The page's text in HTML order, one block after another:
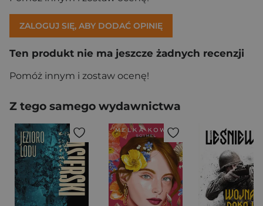
ZALOGUJ SIĘ, ABY DODAĆ OPINIĘ
Ten produkt nie ma jeszcze żadnych recenzji
Pomóż innym i zostaw ocenę!
Z tego samego wydawnictwa